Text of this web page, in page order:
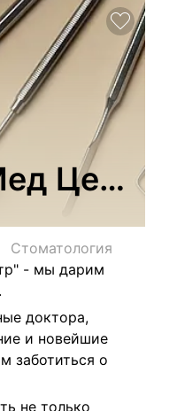
Центр
Стоматология
- мы дарим
доктора,
и новейшие
заботиться о
не только